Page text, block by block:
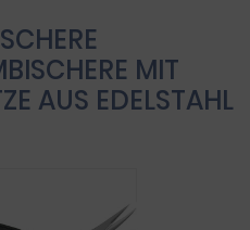
MIT
AUS EDELSTAHL